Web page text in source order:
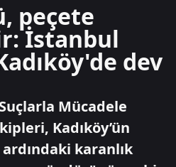
peçete
İstanbul
dev
Mücadele
Kadıköy’ün
ardındaki karanlık